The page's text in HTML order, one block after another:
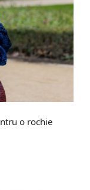
o rochie